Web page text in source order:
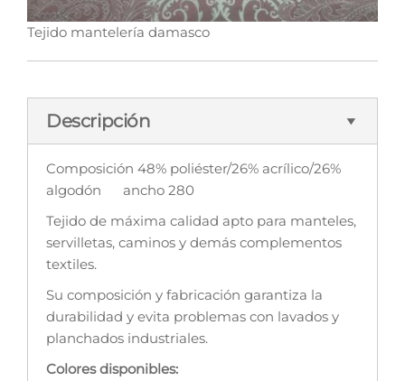
Tejido mantelería damasco
Descripción
Composición 48% poliéster/26% acrílico/26%
algodón ancho 280
Tejido de máxima calidad apto para manteles,
servilletas, caminos y demás complementos
textiles.
Su composición y fabricación garantiza la
durabilidad y evita problemas con lavados y
planchados industriales.
Colores disponibles: